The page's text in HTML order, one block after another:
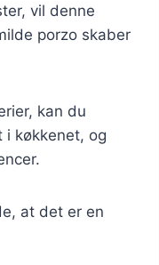
vil denne
porzo skaber
kan du
i køkkenet, og
at det er en